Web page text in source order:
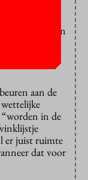
alleen
nieuwe
heten. En
en
aan de
in de
er juist ruimte
dat voor